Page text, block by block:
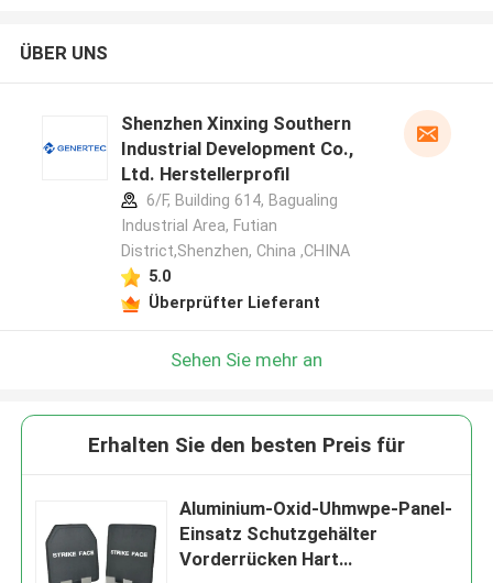
ÜBER UNS
Shenzhen Xinxing Southern
Industrial Development Co.,
Ltd. Herstellerprofil
6/F, Building 614, Bagualing
Industrial Area, Futian
District,Shenzhen, China ,CHINA
5.0
Überprüfter Lieferant
Sehen Sie mehr an
Erhalten Sie den besten Preis für
Aluminium-Oxid-Uhmwpe-Panel-
Einsatz Schutzgehälter
Vorderrücken Hart